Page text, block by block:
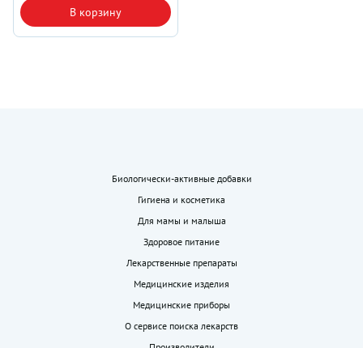
В корзину
Биологически-активные добавки
Гигиена и косметика
Для мамы и малыша
Здоровое питание
Лекарственные препараты
Медицинские изделия
Медицинские приборы
О сервисе поиска лекарств